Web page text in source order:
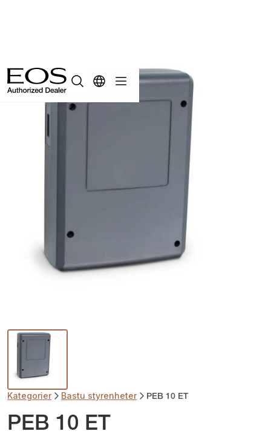
Kategorier Bastu styrenheter PEB 10 ET
PEB 10 ET